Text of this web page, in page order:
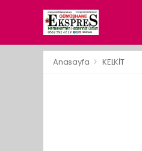
Anasayfa KELKİT